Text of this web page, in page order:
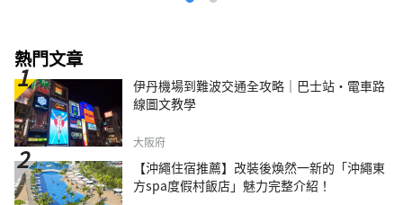
熱門文章
伊丹機場到難波交通全攻略｜巴士站・電車路
線圖文教學
大阪府
【沖繩住宿推薦】改裝後煥然一新的「沖繩東
方spa度假村飯店」魅力完整介紹！